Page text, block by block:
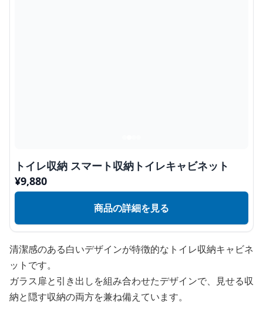
トイレ収納 スマート収納トイレキャビネット
¥9,880
商品の詳細を見る
清潔感のある白いデザインが特徴的なトイレ収納キャビネ
ットです。
ガラス扉と引き出しを組み合わせたデザインで、見せる収
納と隠す収納の両方を兼ね備えています。